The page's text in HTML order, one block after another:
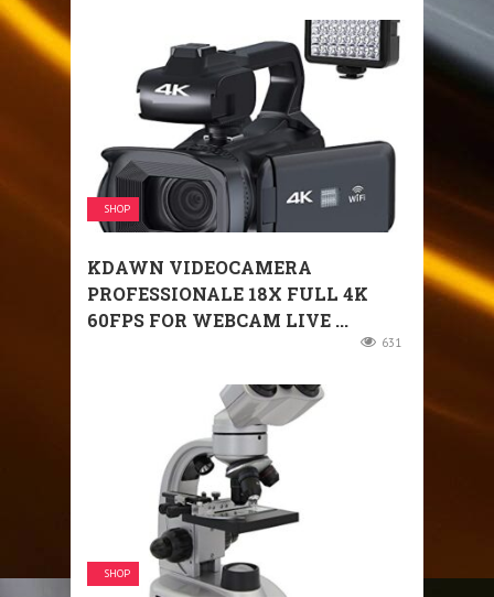
SHOP
KDAWN VIDEOCAMERA
PROFESSIONALE 18X FULL 4K
60FPS FOR WEBCAM LIVE ...
631
SHOP